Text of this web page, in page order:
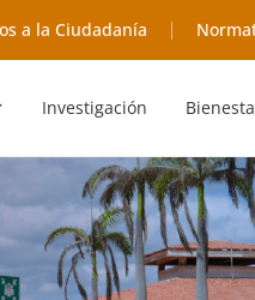
a la Ciudadanía
Investigación